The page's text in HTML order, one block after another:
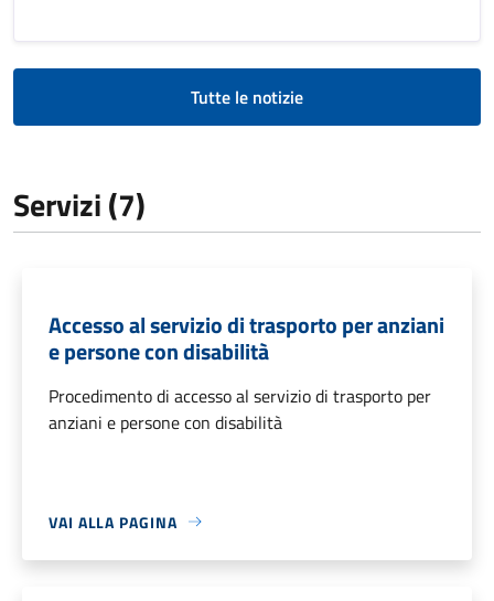
Tutte le notizie
Servizi (7)
Accesso al servizio di trasporto per anziani
e persone con disabilità
Procedimento di accesso al servizio di trasporto per
anziani e persone con disabilità
VAI ALLA PAGINA